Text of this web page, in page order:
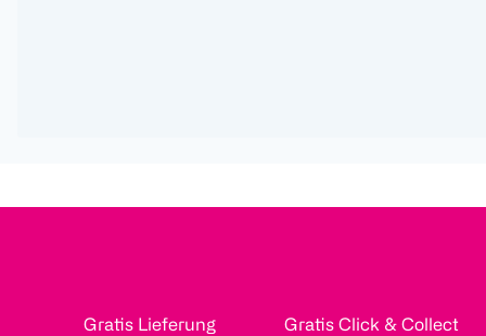
Gratis Lieferung
Gratis Click & Collect